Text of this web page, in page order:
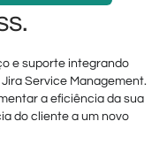
e suporte integrando
Service Management.
a eficiência da sua
do cliente a um novo